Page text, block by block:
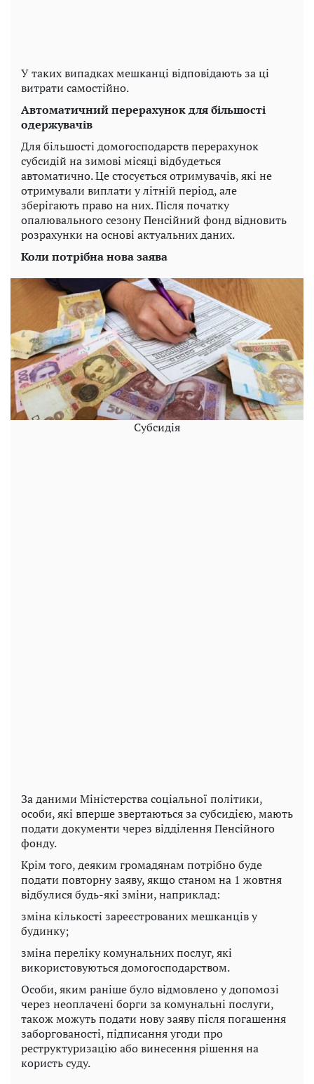
У таких випадках мешканці відповідають за ці
витрати самостійно.
Автоматичний перерахунок для більшості
одержувачів
Для більшості домогосподарств перерахунок
субсидій на зимові місяці відбудеться
автоматично. Це стосується отримувачів, які не
отримували виплати у літній період, але
зберігають право на них. Після початку
опалювального сезону Пенсійний фонд відновить
розрахунки на основі актуальних даних.
Коли потрібна нова заява
Субсидія
За даними Міністерства соціальної політики,
особи, які вперше звертаються за субсидією, мають
подати документи через відділення Пенсійного
фонду.
Крім того, деяким громадянам потрібно буде
подати повторну заяву, якщо станом на 1 жовтня
відбулися будь-які зміни, наприклад:
зміна кількості зареєстрованих мешканців у
будинку;
зміна переліку комунальних послуг, які
використовуються домогосподарством.
Особи, яким раніше було відмовлено у допомозі
через неоплачені борги за комунальні послуги,
також можуть подати нову заяву після погашення
заборгованості, підписання угоди про
реструктуризацію або винесення рішення на
користь суду.